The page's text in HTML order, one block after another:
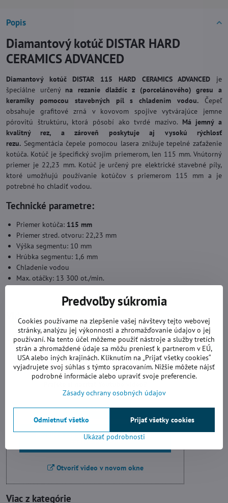
Popis
Diamantový kotúč DISTAR HARD
CERAMICS ADVANCED
Diamantový kotúč DISTAR 115 HARD CERAMICS ADVANCED je
špeciálne určený na rezanie dlaždíc z (porcelánového) gresu a
keramiky pomocou stavebných píl s chladením vodou. Čepeľ
obsahuje grafitové zrná v kovovom spojive vytvárajúce jemne
pórovitú štruktúru, ktorá pôsobí ako tvrdé mazivo. Má jemný a
kvalitný rez, a zároveň poskytuje aj vysokú rýchlosť
rezu. Segmentácia čepele pomocou lasera znižuje tepelné zaťaženie
kotúča. Kotúč je špecifický svojim priemerom, len 115 mm. Vnútorný
priemer je 22,23 mm. Kotúč je určený pre elektrické stavebné píly,
ktoré umožňujú používanie kotúčov s priemerom 115 mm a je
potrebné ho chladiť vodou.
Technické parametre:
Priemer kotúča: 115 mm
Priemer stred. otvoru: 22,23 mm
Výška segmentu: 10 mm
Hrúbka segmentu: 1,6 mm
Chladenie vodou
Max. otáčky: 13 300 ot./min.
Video:
Videá Youtube sú blokované Voľbami
súkromia
Povoliť tentokrát
Povoliť a zapamätať - súhlas s druhom
cookie: Funkčné
Otvoriť video v novom okne
Viac z kategórie
Predvoľby súkromia
Cookies používame na zlepšenie vašej návštevy tejto webovej
stránky, analýzu jej výkonnosti a zhromažďovanie údajov o jej
používaní. Na tento účel môžeme použiť nástroje a služby tretích
strán a zhromaždené údaje sa môžu preniesť k partnerom v EÚ,
USA alebo iných krajinách. Kliknutím na „Prijať všetky cookies“
vyjadrujete svoj súhlas s týmto spracovaním. Nižšie môžete nájsť
podrobné informácie alebo upraviť svoje preferencie.
Zásady ochrany osobných údajov
Ukázať podrobnosti
Prijať všetky cookies
Odmietnuť všetko